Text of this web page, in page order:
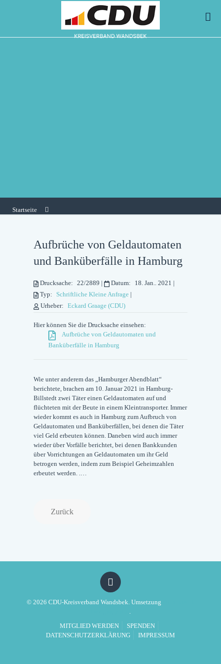
Startseite
Aufbrüche von Geldautomaten
und Banküberfälle in Hamburg
Drucksache: 22/2889 | Datum: 18. Jan.. 2021 |
Typ:
Schriftliche Kleine Anfrage |
Urheber:
Eckard Graage (CDU)
Hier können Sie die Drucksache einsehen:
Aufbrüche von Geldautomaten und
Banküberfälle in Hamburg
Wie unter anderem das „Hamburger Abendblatt“
berichtete, brachen am 10. Januar 2021 in Hamburg-
Billstedt zwei Täter einen Geldautomaten auf und
flüchteten mit der Beute in einem Kleintransporter. Immer
wieder kommt es auch in Hamburg zum Aufbruch von
Geldautomaten und Banküberfällen, bei denen die Täter
viel Geld erbeuten können. Daneben wird auch immer
wieder über Vorfälle berichtet, bei denen Bankkunden
über Vorrichtungen an Geldautomaten um ihr Geld
betrogen werden, indem zum Beispiel Geheimzahlen
erbeutet werden. .…
Zurück
© 2026 CDU-Kreisverband Wandsbek. Umsetzung
.
MITGLIED WERDEN
SPENDEN
DATENSCHUTZERKLÄRUNG
IMPRESSUM